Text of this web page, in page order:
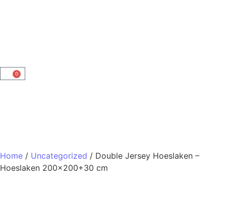
0
Home / Uncategorized / Double Jersey Hoeslaken –
Hoeslaken 200×200+30 cm